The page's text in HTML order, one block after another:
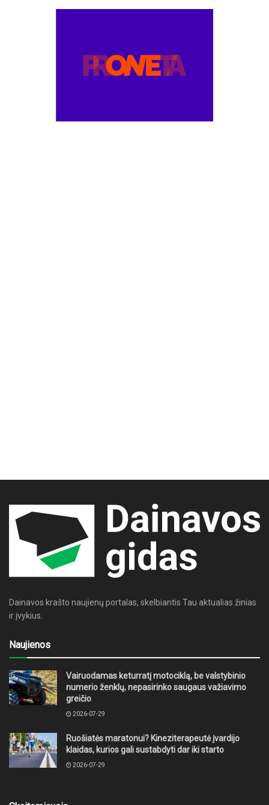
Dainavos krašto naujienų portalas, skelbiantis Tau aktualias žinias
ir įvykius.
Naujienos
Vairuodamas keturratį motociklą, be valstybinio
numerio ženklų, nepasirinko saugaus važiavimo
greičio
2026-07-29
Ruošiatės maratonui? Kineziterapeutė įvardijo
klaidas, kurios gali sustabdyti dar iki starto
2026-07-29